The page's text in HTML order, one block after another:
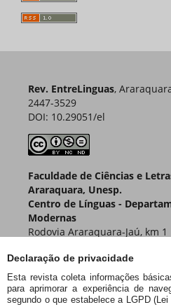
Declaração de privacidade
Esta revista coleta informações
para aprimorar a experiência de
segundo o que estabelece a LGPD
Rev. EntreLinguas,
2447-3529
DOI: 10.29051/el
Faculdade de Ciências e
Araraquara, Unesp.
Centro de Línguas -
Modernas
Rodovia Araraquara-Jaú, km 1
Araraquara – SP – Brasil